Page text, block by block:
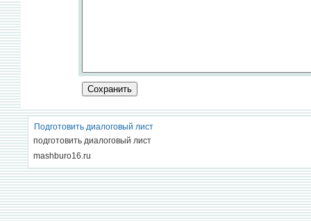
Подготовить диалоговый лист
подготовить диалоговый лист
mashburo16.ru